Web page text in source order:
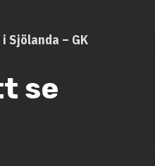
Sjölanda – GK
se